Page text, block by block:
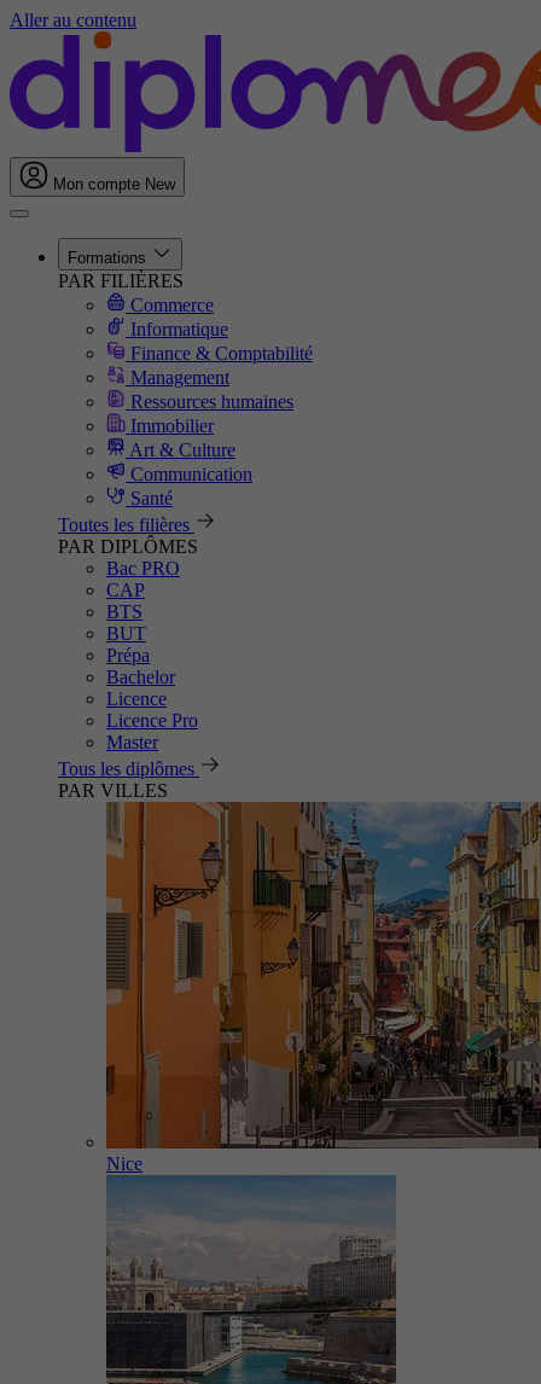
Aller au contenu
Mon compte New
Formations
PAR FILIÈRES
Commerce
Informatique
Finance & Comptabilité
Management
Ressources humaines
Immobilier
Art & Culture
Communication
Santé
Toutes les filières
PAR DIPLÔMES
Bac PRO
CAP
BTS
BUT
Prépa
Bachelor
Licence
Licence Pro
Master
Tous les diplômes
PAR VILLES
Nice